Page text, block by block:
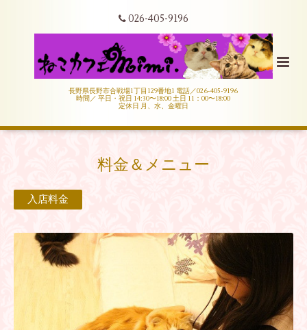
026-405-9196
長野県長野市合戦場1丁目129番地1 電話／026-405-9196
時間／ 平日・祝日 14:30〜18:00 土日 11：00〜18:00
定休日 月、水、金曜日
料金＆メニュー
入店料金